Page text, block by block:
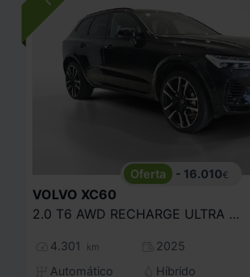
- 16.010€
VOLVO XC60
2.0 T6 AWD RECHARGE ULTRA DARK AUTO
4.301 km
2025
Automático
Híbrido